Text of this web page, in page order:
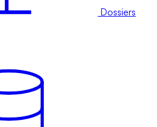
Dossiers